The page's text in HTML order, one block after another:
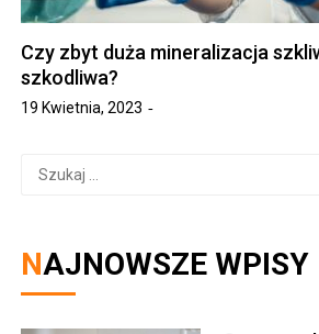
Czy zbyt duża mineralizacja
szkodliwa?
19 Kwietnia, 2023
Szukaj:
NAJNOWSZE WPISY